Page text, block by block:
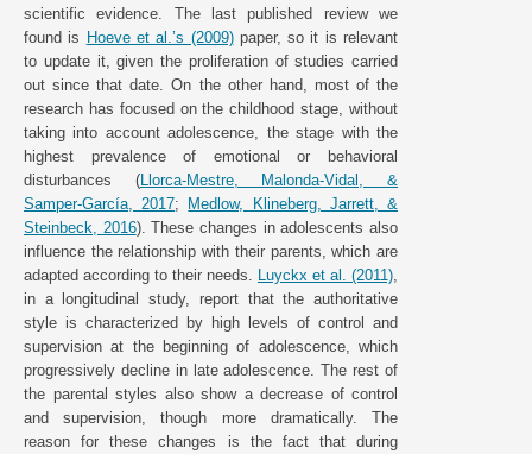
scientific evidence. The last published review we
found is Hoeve et al.’s (2009)paper, so it is relevant
to update it, given the proliferation of studies carried
out since that date. On the other hand, most of the
research has focused on the childhood stage, without
taking into account adolescence, the stage with the
highest prevalence of emotional or behavioral
disturbances (Llorca-Mestre, Malonda-Vidal, &
Samper-García, 2017; Medlow, Klineberg, Jarrett, &
Steinbeck, 2016). These changes in adolescents also
influence the relationship with their parents, which are
adapted according to their needs. Luyckx et al. (2011)
in a longitudinal study, report that the authoritative
style is characterized by high levels of control and
supervision at the beginning of adolescence, which
progressively decline in late adolescence. The rest of
the parental styles also show a decrease of control
and supervision, though more dramatically. The
reason for these changes is the fact that during